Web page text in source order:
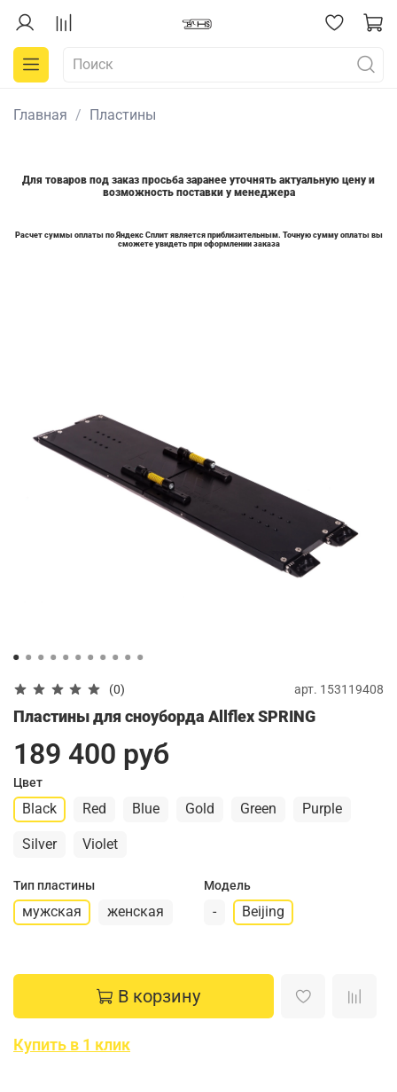
Главная Пластины
Для товаров под заказ просьба заранее уточнять актуальную цену и
возможность поставки у менеджера
Расчет суммы оплаты по Яндекс Сплит является приблизительным. Точную сумму оплаты вы
сможете увидеть при оформлении заказа
(0) арт. 153119408
Пластины для сноуборда Allflex SPRING
189 400 руб
Цвет
Black Red Blue Gold Green Purple
Silver Violet
Тип пластины
мужская женская
Модель
- Beijing
В корзину
Купить в 1 клик